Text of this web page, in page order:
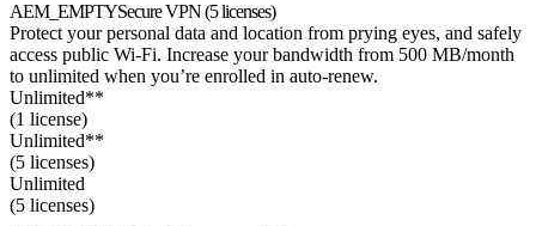
AEM_EMPTYSecure VPN(5 licenses)
Protect your personal data and location from prying eyes, and safely
access public Wi-Fi. Increase your bandwidth from 500 MB/month
to unlimited when you’re enrolled in auto-renew.
Unlimited**
(1 license)
Unlimited**
(5 licenses)
Unlimited
(5 licenses)